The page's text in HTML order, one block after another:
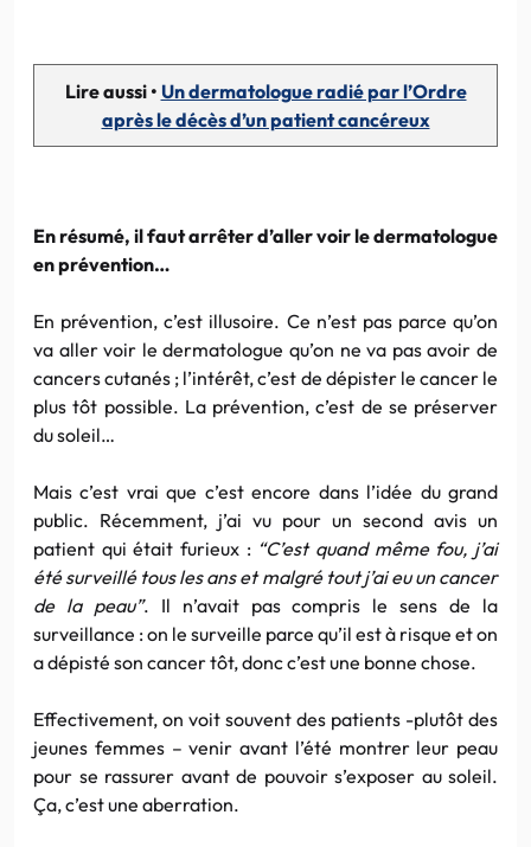
Lire aussi • Un dermatologue radié par l’Ordre
après le décès d’un patient cancéreux
En résumé, il faut arrêter d’aller voir le dermatologue
en prévention…
En prévention, c’est illusoire. Ce n’est pas parce qu’on
va aller voir le dermatologue qu’on ne va pas avoir de
cancers cutanés ; l’intérêt, c’est de dépister le cancer le
plus tôt possible. La prévention, c’est de se préserver
du soleil…
Mais c’est vrai que c’est encore dans l’idée du grand
public. Récemment, j’ai vu pour un second avis un
patient qui était furieux : “C’est quand même fou, j’ai
été surveillé tous les ans et malgré tout j’ai eu un cancer
de la peau”. Il n’avait pas compris le sens de la
surveillance : on le surveille parce qu’il est à risque et on
a dépisté son cancer tôt, donc c’est une bonne chose.
Effectivement, on voit souvent des patients -plutôt des
jeunes femmes – venir avant l’été montrer leur peau
pour se rassurer avant de pouvoir s’exposer au soleil.
Ça, c’est une aberration.